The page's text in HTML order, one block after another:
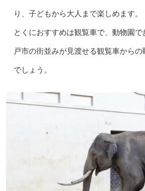
り、子どもから大人まで楽しめます。
とくにおすすめは観覧車で、動物園
戸市の街並みが見渡せる観覧車から
でしょう。